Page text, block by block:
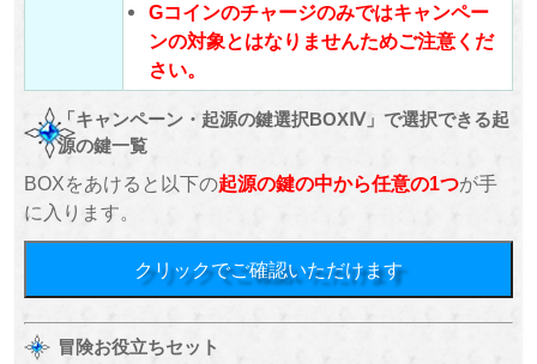
Gコインのチャージのみではキャンペー
ンの対象とはなりませんためご注意くだ
さい。
「キャンペーン・起源の鍵選択BOXⅣ」で選択できる起
源の鍵一覧
BOXをあけると以下の起源の鍵の中から任意の1つが手
に入ります。
クリックでご確認いただけます
冒険お役立ちセット